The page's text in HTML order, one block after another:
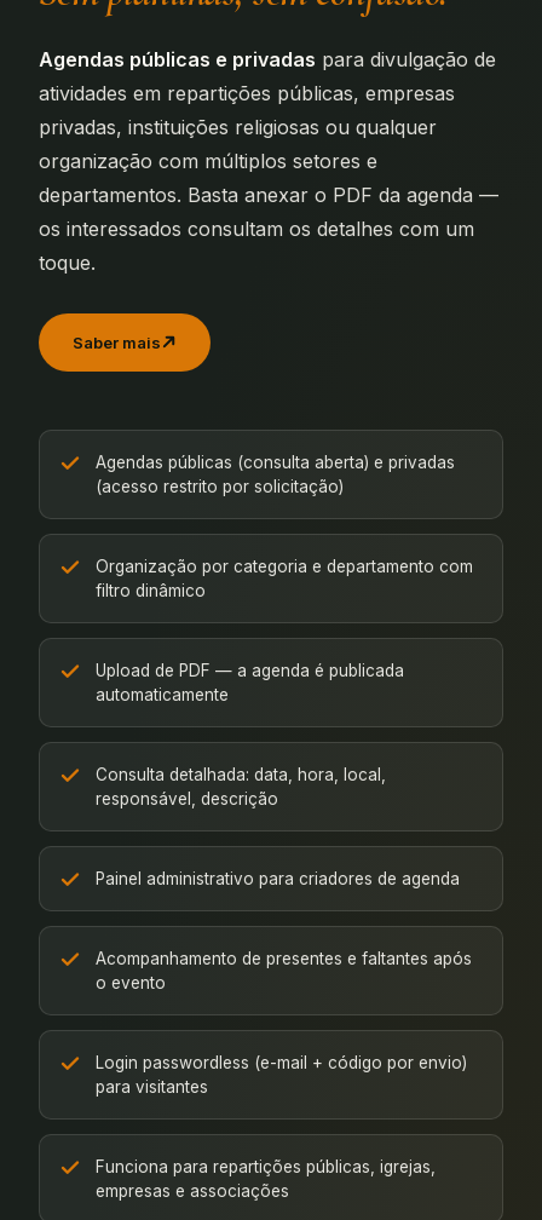
Agendas públicas e privadas para divulgação de
atividades em repartições públicas, empresas
privadas, instituições religiosas ou qualquer
organização com múltiplos setores e
departamentos. Basta anexar o PDF da agenda —
os interessados consultam os detalhes com um
toque.
Saber mais
Agendas públicas (consulta aberta) e privadas
(acesso restrito por solicitação)
Organização por categoria e departamento com
filtro dinâmico
Upload de PDF — a agenda é publicada
automaticamente
Consulta detalhada: data, hora, local,
responsável, descrição
Painel administrativo para criadores de agenda
Acompanhamento de presentes e faltantes após
o evento
Login passwordless (e-mail + código por envio)
para visitantes
Funciona para repartições públicas, igrejas,
empresas e associações